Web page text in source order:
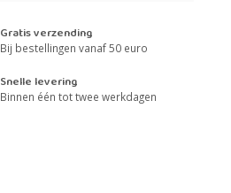
Gratis verzending
Bij bestellingen vanaf 50 euro
Snelle levering
Binnen één tot twee werkdagen